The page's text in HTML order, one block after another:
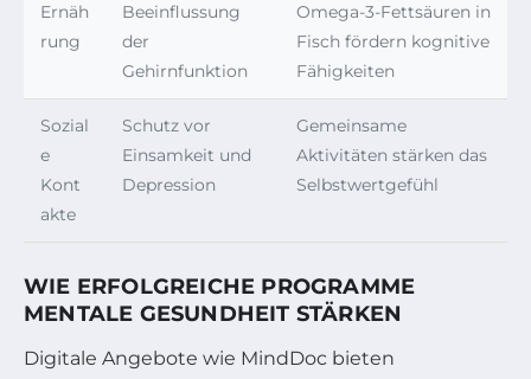
Ernäh
rung
Beeinflussung
der
Gehirnfunktion
Omega-3-Fettsäuren in
Fisch fördern kognitive
Fähigkeiten
Sozial
e
Kont
akte
Schutz vor
Einsamkeit und
Depression
Gemeinsame
Aktivitäten stärken das
Selbstwertgefühl
WIE ERFOLGREICHE PROGRAMME
MENTALE GESUNDHEIT STÄRKEN
Digitale Angebote wie MindDoc bieten